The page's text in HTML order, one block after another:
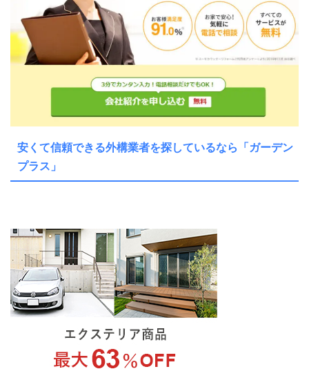
安くて信頼できる外構業者を探しているなら「ガーデン
プラス」